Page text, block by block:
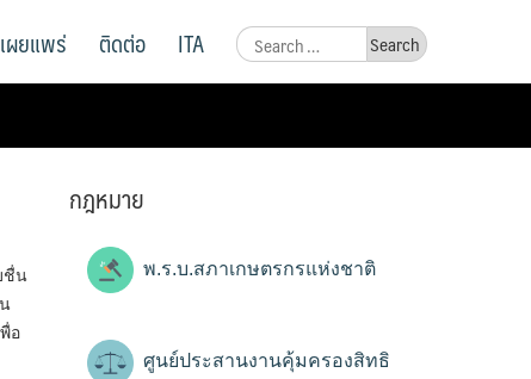
Search
for:
ผยแพร่ ติดต่อ ITA
ชื่น
อ
กฎหมาย
พ.ร.บ.สภาเกษตรกรแห่งชาติ
ศูนย์ประสานงานคุ้มครองสิทธิ